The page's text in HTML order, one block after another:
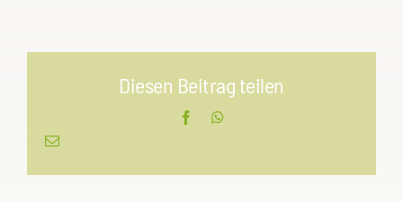
Diesen Beitrag teilen
Facebook
E-